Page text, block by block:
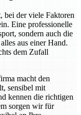
bei der viele Faktoren
Eine professionelle
sondern auch die
aus einer Hand.
dem Zufall
macht den
sensibel mit
kennen die richtigen
sorgen wir für